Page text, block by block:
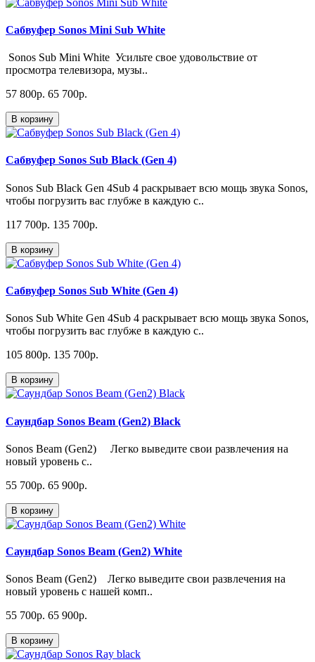
Сабвуфер Sonos Mini Sub White
Sonos Sub Mini White Усильте свое удовольствие от
просмотра телевизора, музы..
57 800p. 65 700p.
В корзину
Сабвуфер Sonos Sub Black (Gen 4)
Sonos Sub Black Gen 4Sub 4 раскрывает всю мощь звука Sonos,
чтобы погрузить вас глубже в каждую с..
117 700p. 135 700p.
В корзину
Сабвуфер Sonos Sub White (Gen 4)
Sonos Sub White Gen 4Sub 4 раскрывает всю мощь звука Sonos,
чтобы погрузить вас глубже в каждую с..
105 800p. 135 700p.
В корзину
Саундбар Sonos Beam (Gen2) Black
Sonos Beam (Gen2) Легко выведите свои развлечения на
новый уровень с..
55 700p. 65 900p.
В корзину
Саундбар Sonos Beam (Gen2) White
Sonos Beam (Gen2) Легко выведите свои развлечения на
новый уровень с нашей комп..
55 700p. 65 900p.
В корзину